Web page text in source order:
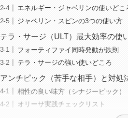
エネルギー・ジャベリンの使いどこ
ジャベリン・スピンの3つの使い方
テラ・サージ（ULT）最大効率の使
フォーティファイ同時発動が鉄則
テラ・サージの強い使いどころ
アンチピック（苦手な相手）と対処
相性の良い味方（シナジーピック）
オリーサ実践チェックリスト